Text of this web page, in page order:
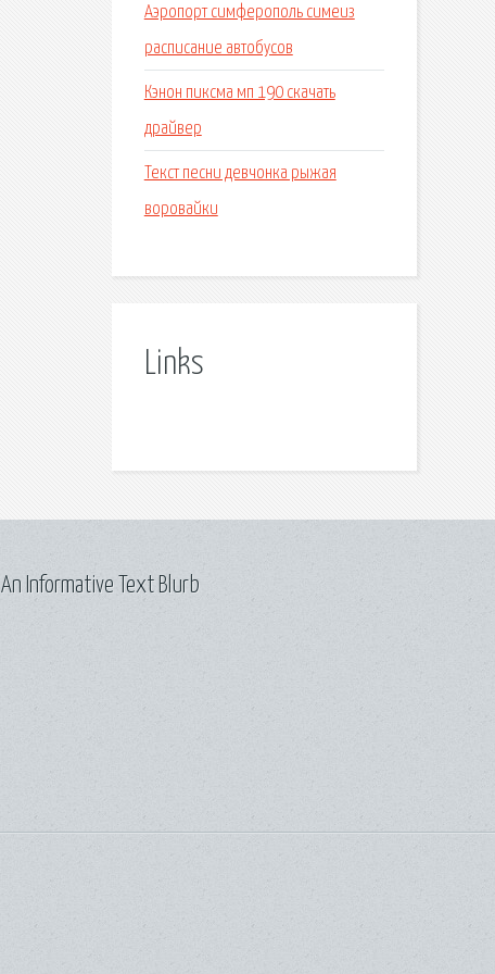
Аэропорт симферополь симеиз
расписание автобусов
Кэнон пиксма мп 190 скачать
драйвер
Текст песни девчонка рыжая
воровайки
Links
An Informative Text Blurb